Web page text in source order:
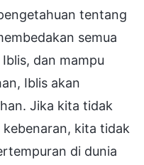
tentang
semua
dan mampu
Iblis akan
Jika kita tidak
kita tidak
di dunia